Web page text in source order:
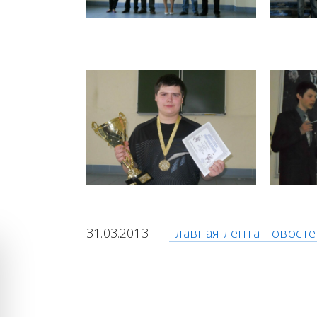
31.03.2013 Главная лента